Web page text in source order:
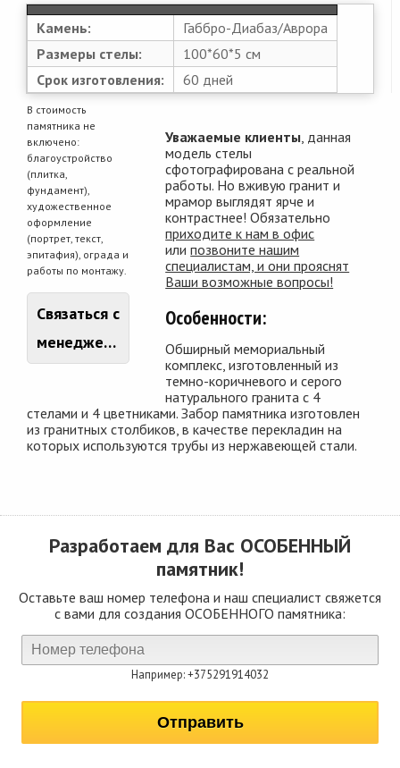
Камень:
Габбро-Диабаз/Аврора
Размеры стелы:
100*60*5 см
Срок изготовления:
60 дней
В стоимость
памятника не
включено:
благоустройство
(плитка,
фундамент),
художественное
оформление
(портрет, текст,
эпитафия), ограда и
работы по монтажу.
Связаться с
менеджером
Уважаемые клиенты , данная
модель стелы
сфотографирована с реальной
работы. Но вживую гранит и
мрамор выглядят ярче и
контрастнее! Обязательно
приходите к нам в офис
илипозвоните нашим
специалистам, и они прояснят
Ваши возможные вопросы!
Особенности:
Обширный мемориальный
комплекс, изготовленный из
темно-коричневого и серого
натурального гранита с 4
стелами и 4 цветниками. Забор памятника изготовлен
из гранитных столбиков, в качестве перекладин на
которых используются трубы из нержавеющей стали.
Разработаем для Вас ОСОБЕННЫЙ
памятник!
Оставьте ваш номер телефона и наш специалист свяжется
с вами для создания ОСОБЕННОГО памятника:
Например: +375291914032